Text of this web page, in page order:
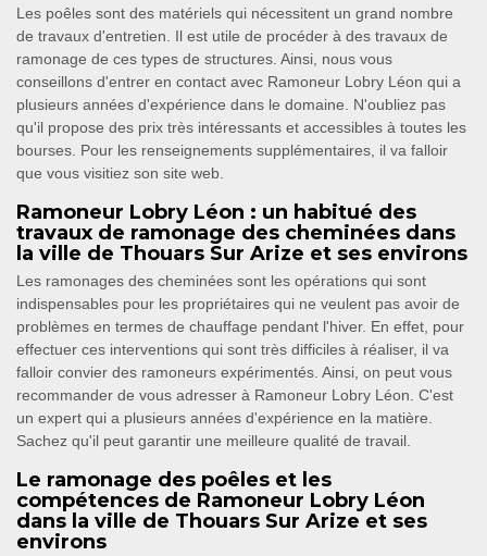
Les poêles sont des matériels qui nécessitent un grand nombre
de travaux d'entretien. Il est utile de procéder à des travaux de
ramonage de ces types de structures. Ainsi, nous vous
conseillons d'entrer en contact avec Ramoneur Lobry Léon qui a
plusieurs années d'expérience dans le domaine. N'oubliez pas
qu'il propose des prix très intéressants et accessibles à toutes les
bourses. Pour les renseignements supplémentaires, il va falloir
que vous visitiez son site web.
Ramoneur Lobry Léon : un habitué des
travaux de ramonage des cheminées dans
la ville de Thouars Sur Arize et ses environs
Les ramonages des cheminées sont les opérations qui sont
indispensables pour les propriétaires qui ne veulent pas avoir de
problèmes en termes de chauffage pendant l'hiver. En effet, pour
effectuer ces interventions qui sont très difficiles à réaliser, il va
falloir convier des ramoneurs expérimentés. Ainsi, on peut vous
recommander de vous adresser à Ramoneur Lobry Léon. C'est
un expert qui a plusieurs années d'expérience en la matière.
Sachez qu'il peut garantir une meilleure qualité de travail.
Le ramonage des poêles et les
compétences de Ramoneur Lobry Léon
dans la ville de Thouars Sur Arize et ses
environs